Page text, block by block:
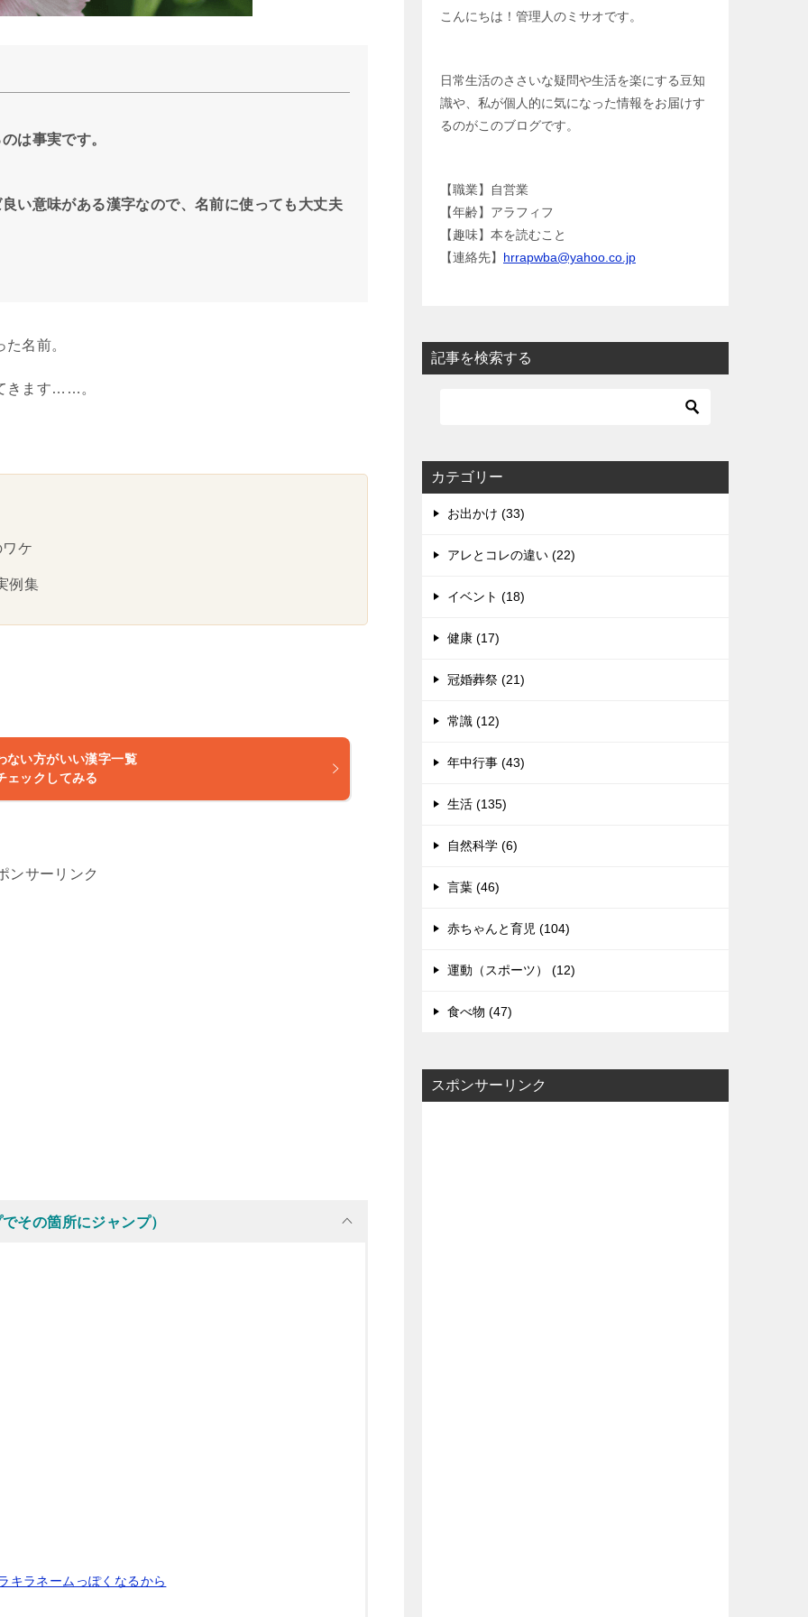
は事実です。
い意味がある漢字なので、名前に使っても大丈夫
名前。
きます……。
ケ
例集
ない方がいい漢字一覧
ェックしてみる
ンサーリンク
その箇所にジャンプ）
キラネームっぽくなるから
こんにちは！管理人のミサオです。
日常生活のささいな疑問や生活を楽にする豆知
識や、私が個人的に気になった情報をお届けす
るのがこのブログです。
【職業】自営業
【年齢】アラフィフ
【趣味】本を読むこと
【連絡先】 hrrapwba@yahoo.co.jp
記事を検索する
カテゴリー
お出かけ (33)
アレとコレの違い (22)
イベント (18)
健康 (17)
冠婚葬祭 (21)
常識 (12)
年中行事 (43)
生活 (135)
自然科学 (6)
言葉 (46)
赤ちゃんと育児 (104)
運動（スポーツ） (12)
食べ物 (47)
スポンサーリンク